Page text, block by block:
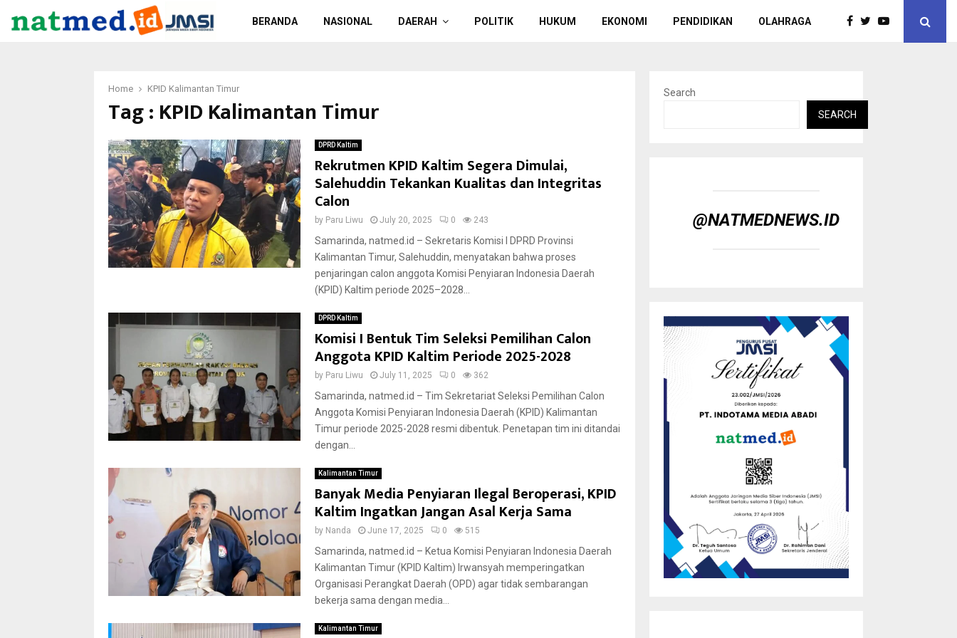
BERANDA NASIONAL DAERAH POLITIK HUKUM EKONOMI PENDIDIKAN OLAHRAGA
Home KPID Kalimantan Timur
Tag : KPID Kalimantan Timur
DPRD Kaltim
Rekrutmen KPID Kaltim Segera Dimulai,
Salehuddin Tekankan Kualitas dan Integritas
Calon
by Paru Liwu July 20, 2025 0 243
Samarinda, natmed.id – Sekretaris Komisi I DPRD Provinsi
Kalimantan Timur, Salehuddin, menyatakan bahwa proses
penjaringan calon anggota Komisi Penyiaran Indonesia Daerah
(KPID) Kaltim periode 2025–2028...
DPRD Kaltim
Komisi I Bentuk Tim Seleksi Pemilihan Calon
Anggota KPID Kaltim Periode 2025-2028
by Paru Liwu July 11, 2025 0 362
Samarinda, natmed.id – Tim Sekretariat Seleksi Pemilihan Calon
Anggota Komisi Penyiaran Indonesia Daerah (KPID) Kalimantan
Timur periode 2025-2028 resmi dibentuk. Penetapan tim ini ditandai
dengan...
Kalimantan Timur
Banyak Media Penyiaran Ilegal Beroperasi, KPID
Kaltim Ingatkan Jangan Asal Kerja Sama
by Nanda June 17, 2025 0 515
Samarinda, natmed.id – Ketua Komisi Penyiaran Indonesia Daerah
Kalimantan Timur (KPID Kaltim) Irwansyah memperingatkan
Organisasi Perangkat Daerah (OPD) agar tidak sembarangan
bekerja sama dengan media...
Kalimantan Timur
Search
SEARCH
@NATMEDNEWS.ID